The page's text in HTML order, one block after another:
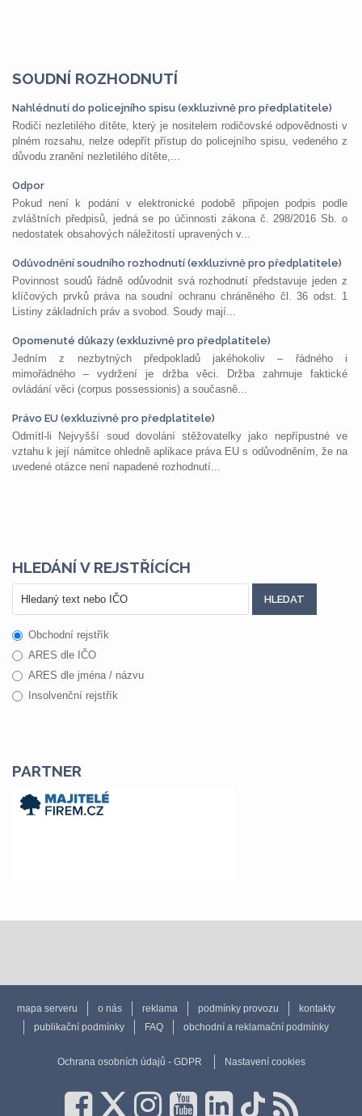
SOUDNÍ ROZHODNUTÍ
Nahlédnutí do policejního spisu (exkluzivně pro předplatitele)
Rodiči nezletilého dítěte, který je nositelem rodičovské odpovědnosti v
plném rozsahu, nelze odepřít přístup do policejního spisu, vedeného z
důvodu zranění nezletilého dítěte,...
Odpor
Pokud není k podání v elektronické podobě připojen podpis podle
zvláštních předpisů, jedná se po účinnosti zákona č. 298/2016 Sb. o
nedostatek obsahových náležitostí upravených v...
Odůvodnění soudního rozhodnutí (exkluzivně pro předplatitele)
Povinnost soudů řádně odůvodnit svá rozhodnutí představuje jeden z
klíčových prvků práva na soudní ochranu chráněného čl. 36 odst. 1
Listiny základních práv a svobod. Soudy mají...
Opomenuté důkazy (exkluzivně pro předplatitele)
Jedním z nezbytných předpokladů jakéhokoliv – řádného i
mimořádného – vydržení je držba věci. Držba zahrnuje faktické
ovládání věci (corpus possessionis) a současně...
Právo EU (exkluzivně pro předplatitele)
Odmítl-li Nejvyšší soud dovolání stěžovatelky jako nepřípustné ve
vztahu k její námitce ohledně aplikace práva EU s odůvodněním, že na
uvedené otázce není napadené rozhodnutí...
HLEDÁNÍ V REJSTŘÍCÍCH
Obchodní rejstřík
ARES dle IČO
ARES dle jména / názvu
Insolvenční rejstřík
PARTNER
mapa serveru o nás reklama podmínky provozu
kontakty
publikační podmínky
FAQ obchodní a reklamační podmínky
Ochrana osobních údajů - GDPR Nastavení cookies